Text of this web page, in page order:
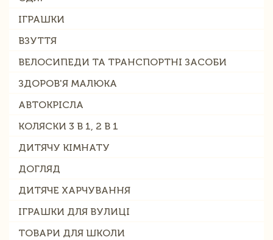
ІГРАШКИ
ВЗУТТЯ
ВЕЛОСИПЕДИ ТА ТРАНСПОРТНІ ЗАСОБИ
ЗДОРОВ'Я МАЛЮКА
АВТОКРІСЛА
КОЛЯСКИ 3 В 1, 2 В 1
ДИТЯЧУ КІМНАТУ
ДОГЛЯД
ДИТЯЧЕ ХАРЧУВАННЯ
ІГРАШКИ ДЛЯ ВУЛИЦІ
ТОВАРИ ДЛЯ ШКОЛИ